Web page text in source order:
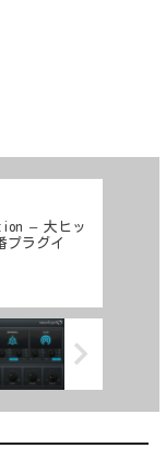
– 大ヒッ
プラグイ